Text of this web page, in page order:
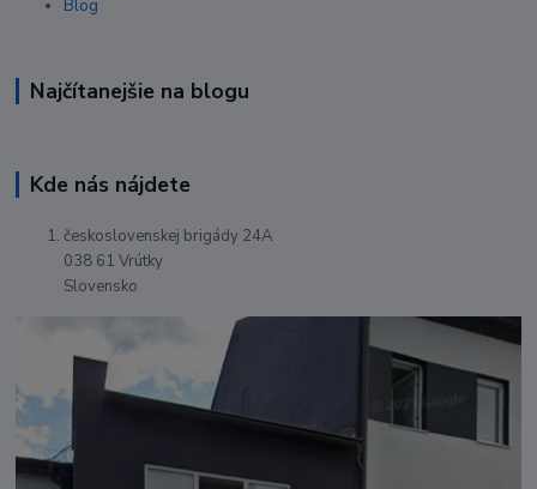
Blog
Najčítanejšie na blogu
Kde nás nájdete
československej brigády 24A
038 61 Vrútky
Slovensko